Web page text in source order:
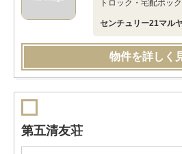
トロック・宅配ボッ
センチュリー21マル
物件を詳しく
第五清友荘